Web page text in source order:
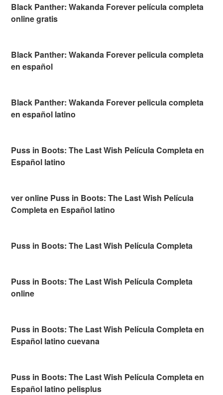
Black Panther: Wakanda Forever película completa
online gratis
Black Panther: Wakanda Forever pelicula completa
en español
Black Panther: Wakanda Forever pelicula completa
en español latino
Puss in Boots: The Last Wish Película Completa en
Español latino
ver online Puss in Boots: The Last Wish Película
Completa en Español latino
Puss in Boots: The Last Wish Película Completa
Puss in Boots: The Last Wish Película Completa
online
Puss in Boots: The Last Wish Película Completa en
Español latino cuevana
Puss in Boots: The Last Wish Película Completa en
Español latino pelisplus